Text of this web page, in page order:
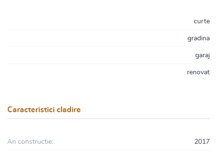
curte
gradina
garaj
renovat
Caracteristici cladire
An constructie: 2017